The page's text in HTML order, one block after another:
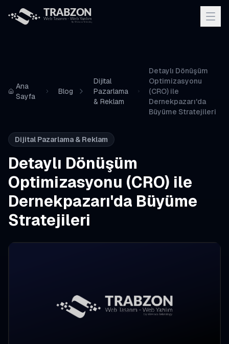
Ana
Sayfa
Blog
Dijital
Pazarlama
& Reklam
Detaylı Dönüşüm
Optimizasyonu
(CRO) ile
Dernekpazarı'da
Büyüme Stratejileri
Dijital Pazarlama & Reklam
Detaylı Dönüşüm
Optimizasyonu (CRO) ile
Dernekpazarı'da Büyüme
Stratejileri